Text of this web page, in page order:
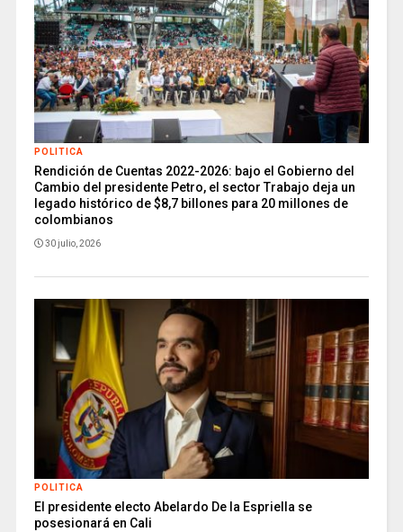
POLITICA
Rendición de Cuentas 2022-2026: bajo el Gobierno del
Cambio del presidente Petro, el sector Trabajo deja un
legado histórico de $8,7 billones para 20 millones de
colombianos
30 julio, 2026
POLITICA
El presidente electo Abelardo De la Espriella se
posesionará en Cali